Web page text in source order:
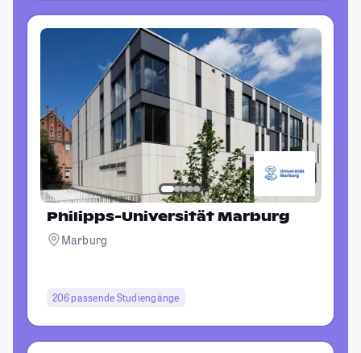
Philipps-Universität Marburg
Marburg
206 passende Studiengänge